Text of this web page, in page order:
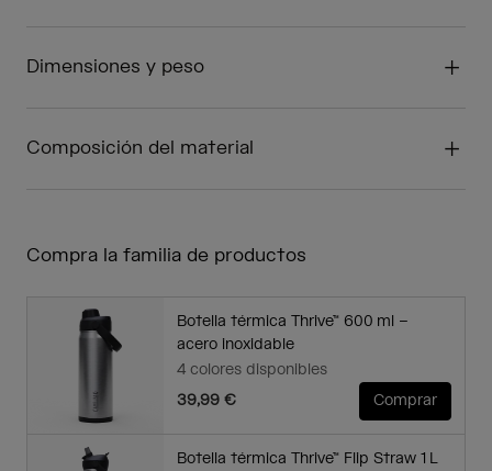
Dimensiones y peso
Composición del material
Compra la familia de productos
Botella térmica Thrive™ 600 ml –
acero inoxidable
4 colores disponibles
39,99 €
Comprar
Botella térmica Thrive™ Flip Straw 1 L